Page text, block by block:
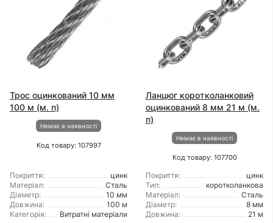
Трос оцинкований 10 мм
100 м (м. п)
Немає в наявності
Код товару: 107997
Покриття:
цинк
Матеріал:
Сталь
Діаметр:
10 мм
Довжина:
100 м
Категорія:
Витратні матеріали
Ланцюг коротколанковий
оцинкований 8 мм 21 м (м.
п)
Немає в наявності
Код товару: 107700
Покриття:
цинк
Тип:
коротколанкова
Матеріал:
Сталь
Діаметр:
8 мм
Довжина:
21 м